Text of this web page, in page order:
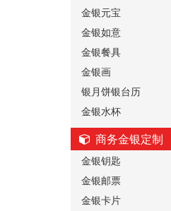
金银元宝
金银如意
金银餐具
金银画
银月饼银台历
金银水杯
商务金银定制
金银钥匙
金银邮票
金银卡片